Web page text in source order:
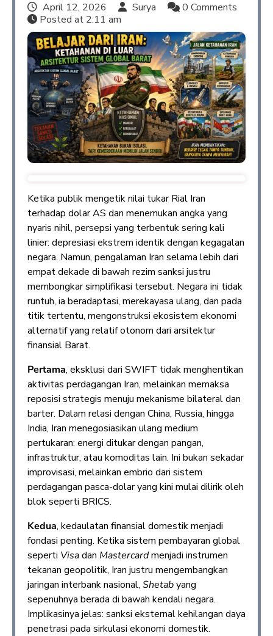
April 12, 2026 Surya
0 Comments
Posted at 2:11 am
Ketika publik mengetik nilai tukar Rial Iran
terhadap dolar AS dan menemukan angka yang
nyaris nihil, persepsi yang terbentuk sering kali
linier: depresiasi ekstrem identik dengan kegagalan
negara. Namun, pengalaman Iran selama lebih dari
empat dekade di bawah rezim sanksi justru
membongkar simplifikasi tersebut. Negara ini tidak
runtuh, ia beradaptasi, merekayasa ulang, dan pada
titik tertentu, mengonstruksi ekosistem ekonomi
alternatif yang relatif otonom dari arsitektur
finansial Barat.
Pertama, eksklusi dari SWIFT tidak menghentikan
aktivitas perdagangan Iran, melainkan memaksa
reposisi strategis menuju mekanisme bilateral dan
barter. Dalam relasi dengan China, Russia, hingga
India, Iran menegosiasikan ulang medium
pertukaran: energi ditukar dengan pangan,
infrastruktur, atau komoditas lain. Ini bukan sekadar
improvisasi, melainkan embrio dari sistem
perdagangan pasca-dolar yang kini mulai dilirik oleh
blok seperti BRICS.
Kedua, kedaulatan finansial domestik menjadi
fondasi penting. Ketika sistem pembayaran global
seperti Visadan Mastercardmenjadi instrumen
tekanan geopolitik, Iran justru mengembangkan
jaringan interbank nasional, Shetabyang
sepenuhnya berada di bawah kendali negara.
Implikasinya jelas: sanksi eksternal kehilangan daya
penetrasi pada sirkulasi ekonomi domestik.